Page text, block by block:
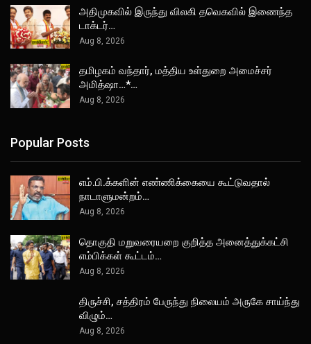
அதிமுகவில் இருந்து விலகி தவெகவில் இணைந்த
டாக்டர்…
Aug 8, 2026
தமிழகம் வந்தார், மத்திய உள்துறை அமைச்சர்
அமித்ஷா…*…
Aug 8, 2026
Popular Posts
எம்.பி.க்களின் எண்ணிக்கையை கூட்டுவதால்
நாடாளுமன்றம்…
Aug 8, 2026
தொகுதி மறுவரையறை குறித்த அனைத்துக்கட்சி
எம்பிக்கள் கூட்டம்…
Aug 8, 2026
திருச்சி, சத்திரம் பேருந்து நிலையம் அருகே சாய்ந்து
விழும்…
Aug 8, 2026